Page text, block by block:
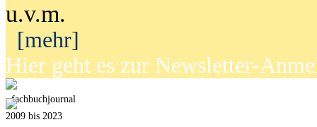
u.v.m.
[mehr]
Hier geht es zur Newsletter-
fachbuchjournal
2009 bis 2023